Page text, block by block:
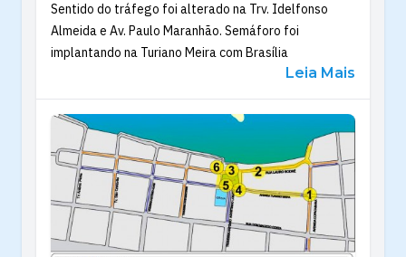
Sentido do tráfego foi alterado na Trv. Idelfonso
Almeida e Av. Paulo Maranhão. Semáforo foi
implantando na Turiano Meira com Brasília
Leia Mais